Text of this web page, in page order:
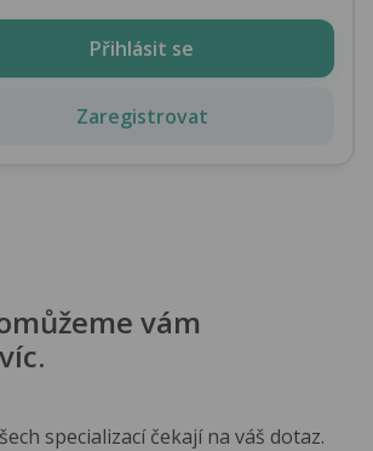
Přihlásit se
Zaregistrovat
vám
specializací čekají na váš dotaz.